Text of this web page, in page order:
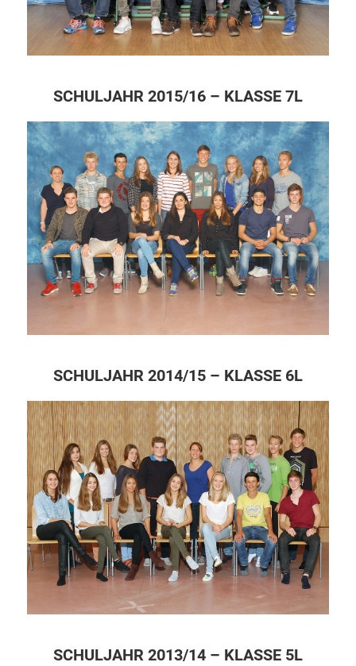
SCHULJAHR 2015/16 – KLASSE 7L
SCHULJAHR 2014/15 – KLASSE 6L
SCHULJAHR 2013/14 – KLASSE 5L